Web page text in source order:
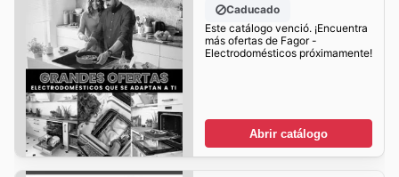
Caducado
Este catálogo venció. ¡Encuentra
más ofertas de Fagor -
Electrodomésticos próximamente!
Abrir catálogo